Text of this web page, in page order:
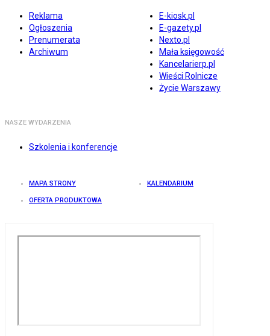
Reklama
Ogłoszenia
Prenumerata
Archiwum
E-kiosk.pl
E-gazety.pl
Nexto.pl
Mała księgowość
Kancelarierp.pl
Wieści Rolnicze
Życie Warszawy
NASZE WYDARZENIA
Szkolenia i konferencje
MAPA STRONY KALENDARIUM
OFERTA PRODUKTOWA